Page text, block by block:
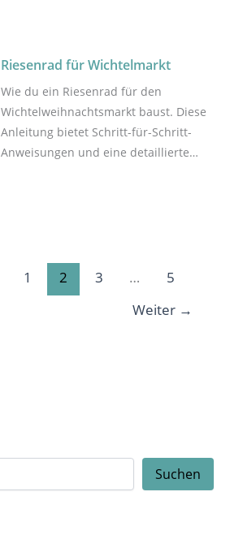
Terrasse, von glitzernden Fenstern
und einem herrschaftlichen
Treppenaufgang mit drei Säulen.
Riesenrad für Wichtelmarkt
Wie du ein Riesenrad für den
Wichtelweihnachtsmarkt baust. Diese
Anleitung bietet Schritt-für-Schritt-
Anweisungen und eine detaillierte
1 2 3 …
5
Weiter →
Suchen